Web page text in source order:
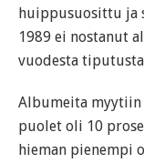
huippusuosittu ja
1989 ei nostanut
vuodesta
Albumeita myytiin
puolet oli 10
hieman pienempi